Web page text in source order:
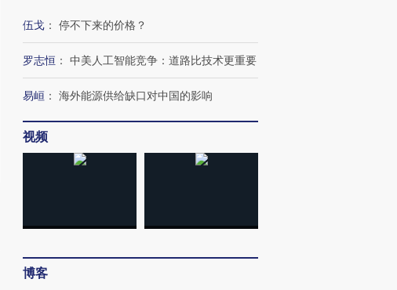
伍戈 ： 停不下来的价格？
罗志恒 ： 中美人工智能竞争：道路比技术更重要
易峘 ： 海外能源供给缺口对中国的影响
视频
博客